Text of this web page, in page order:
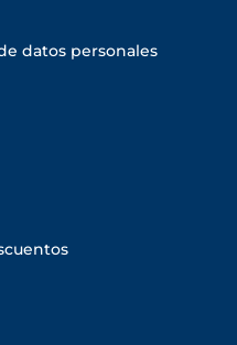
datos personales